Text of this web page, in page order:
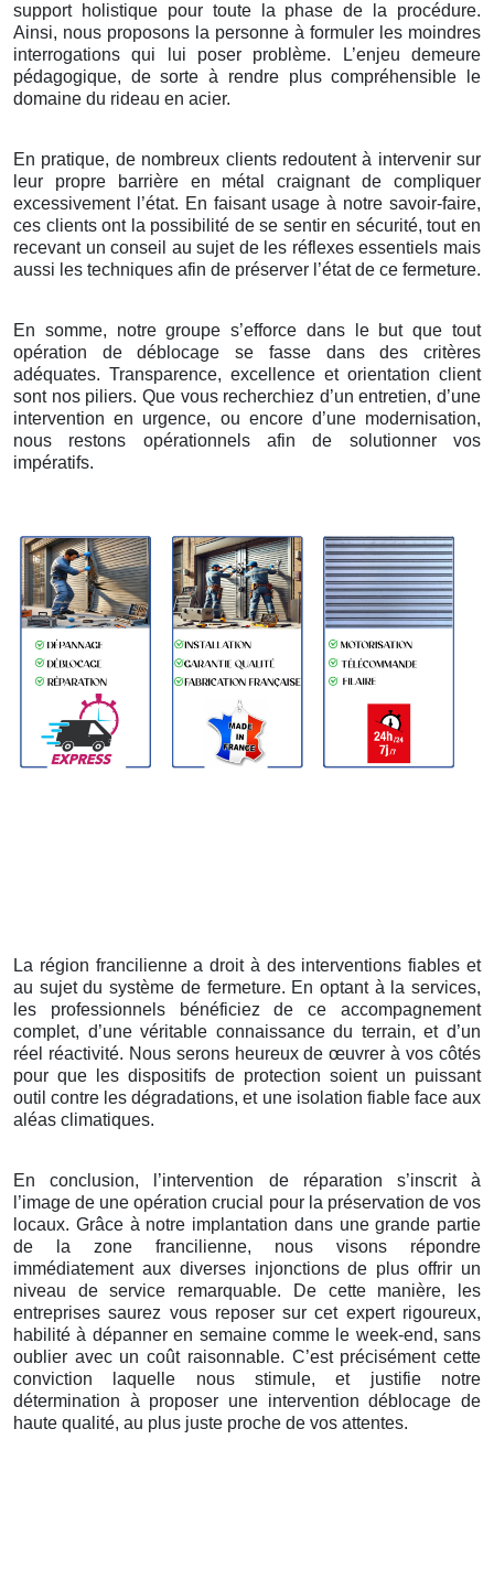
support holistique pour toute la phase de la procédure.
Ainsi, nous proposons la personne à formuler les moindres
interrogations qui lui poser problème. L’enjeu demeure
pédagogique, de sorte à rendre plus compréhensible le
domaine du rideau en acier.
En pratique, de nombreux clients redoutent à intervenir sur
leur propre barrière en métal craignant de compliquer
excessivement l’état. En faisant usage à notre savoir-faire,
ces clients ont la possibilité de se sentir en sécurité, tout en
recevant un conseil au sujet de les réflexes essentiels mais
aussi les techniques afin de préserver l’état de ce fermeture.
En somme, notre groupe s’efforce dans le but que tout
opération de déblocage se fasse dans des critères
adéquates. Transparence, excellence et orientation client
sont nos piliers. Que vous recherchiez d’un entretien, d’une
intervention en urgence, ou encore d’une modernisation,
nous restons opérationnels afin de solutionner vos
impératifs.
La région francilienne a droit à des interventions fiables et
au sujet du système de fermeture. En optant à la services,
les professionnels bénéficiez de ce accompagnement
complet, d’une véritable connaissance du terrain, et d’un
réel réactivité. Nous serons heureux de œuvrer à vos côtés
pour que les dispositifs de protection soient un puissant
outil contre les dégradations, et une isolation fiable face aux
aléas climatiques.
En conclusion, l’intervention de réparation s’inscrit à
l’image de une opération crucial pour la préservation de vos
locaux. Grâce à notre implantation dans une grande partie
de la zone francilienne, nous visons répondre
immédiatement aux diverses injonctions de plus offrir un
niveau de service remarquable. De cette manière, les
entreprises saurez vous reposer sur cet expert rigoureux,
habilité à dépanner en semaine comme le week-end, sans
oublier avec un coût raisonnable. C’est précisément cette
conviction laquelle nous stimule, et justifie notre
détermination à proposer une intervention déblocage de
haute qualité, au plus juste proche de vos attentes.